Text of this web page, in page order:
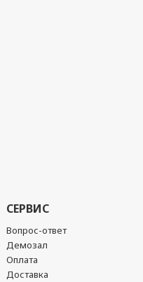
СЕРВИС
Вопрос-ответ
Демозал
Оплата
Доставка